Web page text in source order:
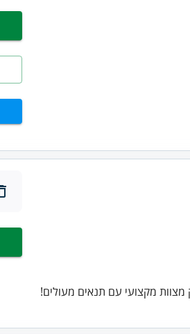
מקצועי עם תנאים מעולים!